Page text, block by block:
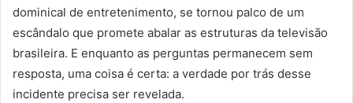
dominical de entretenimento, se tornou palco de um
escândalo que promete abalar as estruturas da televisão
brasileira. E enquanto as perguntas permanecem sem
resposta, uma coisa é certa: a verdade por trás desse
incidente precisa ser revelada.